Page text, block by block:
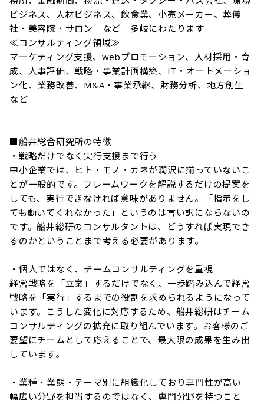
ビジネス、人材ビジネス、飲食業、小売メーカー、葬儀
社・美容院・サロン　など　多岐にわたります
≪コンサルティング領域≫
マーケティング支援、webプロモーション、人材採用・育
成、人事評価、戦略・事業計画構築、IT・オートメーショ
ン化、業務改善、M&A・事業承継、財務分析、地方創生
など
■船井総合研究所の特徴
・戦略だけでなく実行支援まで行う
中小企業では、ヒト・モノ・カネが潤沢に揃っていないこ
とが一般的です。フレームワークを解説するだけの提案を
しても、実行できなければ意味がありません。「指示をし
ても動いてくれなかった」というのは言い訳にならないの
です。船井総研のコンサルタントは、どうすれば実現でき
るのかということまで考える必要があります。
・個人ではなく、チームコンサルティングを重視
経営戦略を「立案」するだけでなく、一歩踏み込んで経営
戦略を「実行」するまでの役割を求められるようになって
います。こうした変化に対応するため、船井総研はチーム
コンサルティングの拡充に取り組んでいます。お客様のご
要望にチームとして応えることで、最大限の成果を生み出
しています。
・業種・業態・テーマ別に組織化しており専門性が高い
幅広い分野を担当するのではなく、専門分野を持つこと